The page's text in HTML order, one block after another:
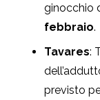
ginocchio
febbraio.
Tavares:
previsto